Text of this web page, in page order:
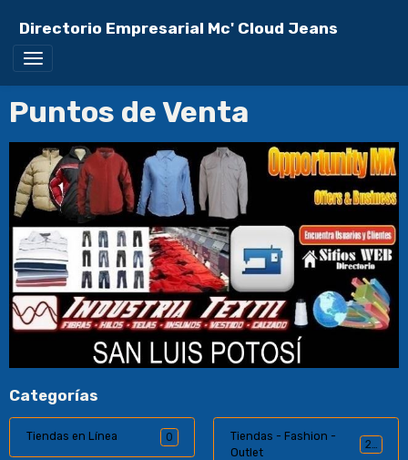
Directorio Empresarial Mc' Cloud Jeans
Puntos de Venta
Categorías
Tiendas en Línea 0
Tiendas - Fashion -
Outlet
26